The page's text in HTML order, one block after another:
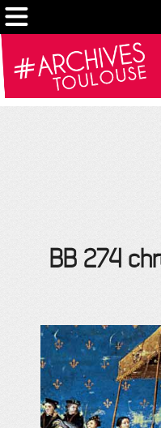
BB 274
Gestion de vos préférences